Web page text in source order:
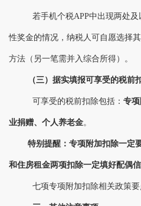
若手机个税APP中出现两处及
性奖金的情况，纳税人可自愿选择
方法（另一笔需并入综合所得）。
（三）据实填报可享受的税前
可享受的税前扣除包括： 专
业捐赠、个人养老金。
特别提醒：专项附加扣除一定
和住房租金两项扣除一定填好配偶信
七项专项附加扣除相关政策要